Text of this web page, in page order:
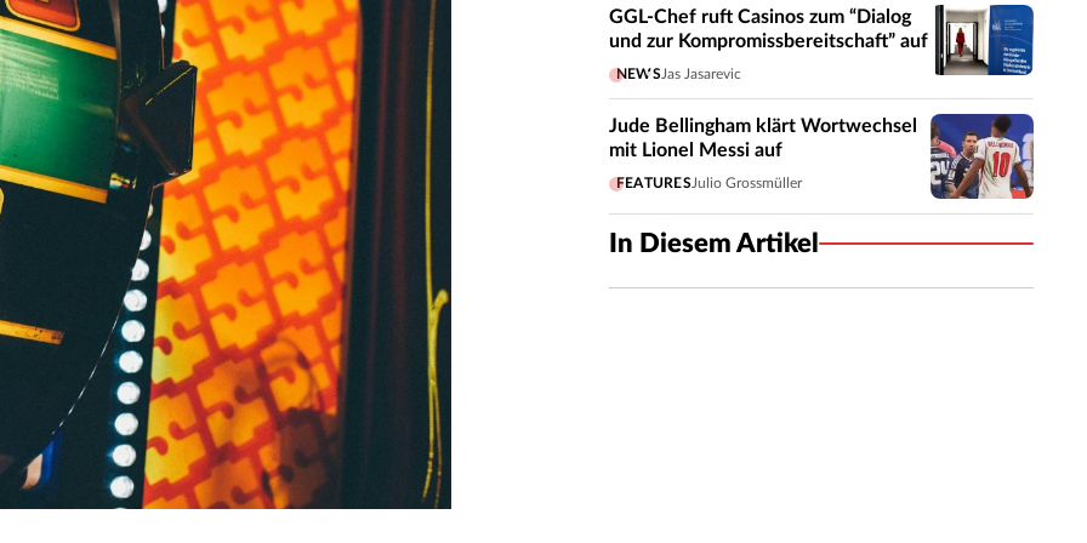
GGL-Chef ruft Casinos zum “Dialog
und zur Kompromissbereitschaft” auf
NEWS Jas Jasarevic
Jude Bellingham klärt Wortwechsel
mit Lionel Messi auf
FEATURES Julio Grossmüller
In Diesem Artikel